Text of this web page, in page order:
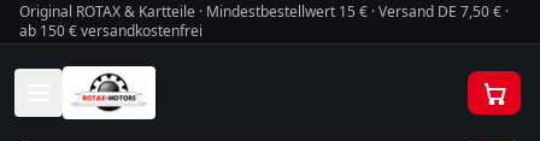
Original ROTAX & Kartteile · Mindestbestellwert 15 € · Versand DE 7,50 € ·
ab 150 € versandkostenfrei